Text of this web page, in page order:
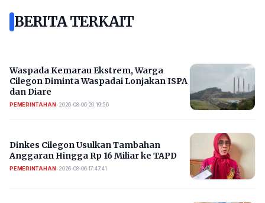
BERITA TERKAIT
Waspada Kemarau Ekstrem, Warga
Cilegon Diminta Waspadai Lonjakan ISPA
dan Diare
PEMERINTAHAN• 2026-08-06 20:19:56
Dinkes Cilegon Usulkan Tambahan
Anggaran Hingga Rp 16 Miliar ke TAPD
PEMERINTAHAN• 2026-08-06 17:47:41